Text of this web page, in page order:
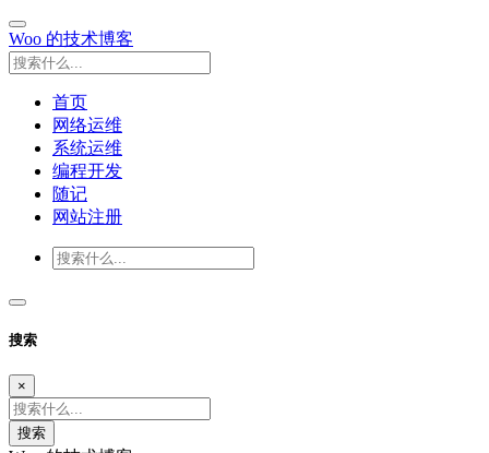
Woo 的技术博客
首页
网络运维
系统运维
编程开发
随记
网站注册
搜索
×
搜索